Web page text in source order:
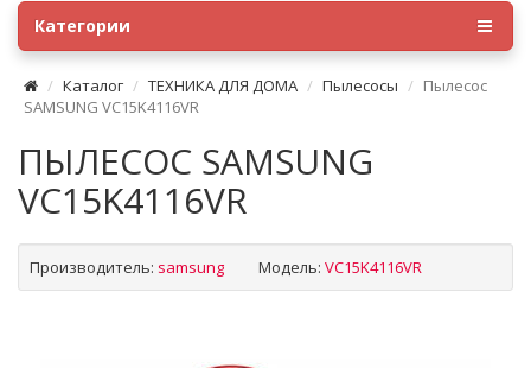
Категории
Каталог ТЕХНИКА ДЛЯ ДОМА Пылесосы
Пылесос
SAMSUNG VC15K4116VR
ПЫЛЕСОС SAMSUNG
VC15K4116VR
Производитель: samsung Модель: VC15K4116VR